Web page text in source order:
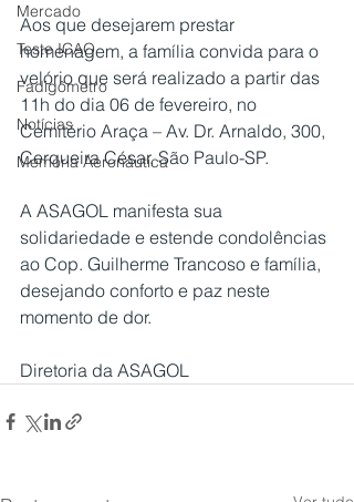
Mercado
Teste ICAO
Fadigômetro
Notícias
Memória Aeronáutica
Aos que desejarem prestar
homenagem, a família convida para o
velório que será realizado a partir das
11h do dia 06 de fevereiro, no
Cemitério Araça – Av. Dr. Arnaldo, 300,
Cerqueira César, São Paulo-SP.
A ASAGOL manifesta sua
solidariedade e estende condolências
ao Cop. Guilherme Trancoso e família,
desejando conforto e paz neste
momento de dor.
Diretoria da ASAGOL